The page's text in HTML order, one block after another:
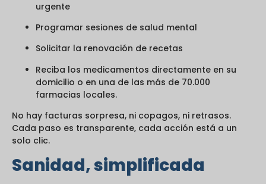
urgente
Programar sesiones de salud mental
Solicitar la renovación de recetas
Reciba los medicamentos directamente en su
domicilio o en una de las más de 70.000
farmacias locales.
No hay facturas sorpresa, ni copagos, ni retrasos.
Cada paso es transparente, cada acción está a un
solo clic.
Sanidad, simplificada